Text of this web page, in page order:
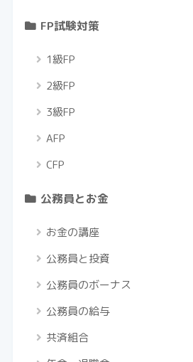
FP試験対策
1級FP
2級FP
3級FP
AFP
CFP
公務員とお金
お金の講座
公務員と投資
公務員のボーナス
公務員の給与
共済組合